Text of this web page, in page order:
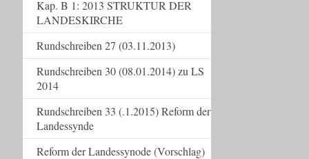
Kap. B 1: 2013 STRUKTUR DER
LANDESKIRCHE
Rundschreiben 27 (03.11.2013)
Rundschreiben 30 (08.01.2014) zu LS
2014
Rundschreiben 33 (.1.2015) Reform der
Landessynde
Reform der Landessynode (Vorschlag)